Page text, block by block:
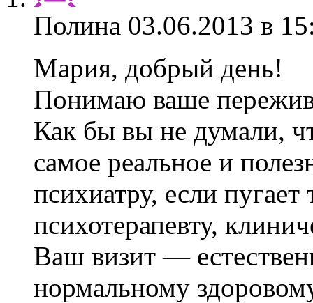
Полина 03.06.2013 в
Мария, добрый день!
Понимаю ваше
Как бы вы не думали,
самое реальное и
психиатру, если пугает
психотерапевту,
Ваш визит —
нормальному